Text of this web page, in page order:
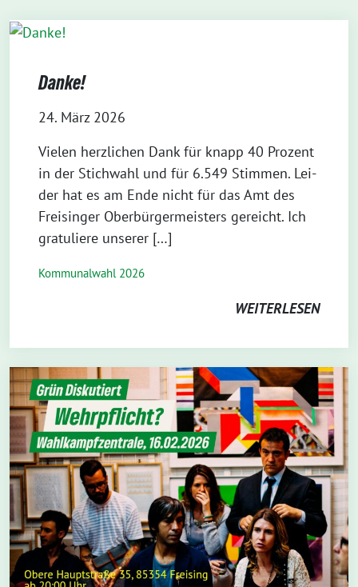
Danke!
24. März 2026
Vie­len herz­li­chen Dank für knapp 40 Pro­zent
in der Stich­wahl und für 6.549 Stim­men. Lei­
der hat es am Ende nicht für das Amt des
Frei­sin­ger Ober­bür­ger­meis­ters gereicht. Ich
gra­tu­lie­re unserer […]
Kommunalwahl 2026
WEITERLESEN